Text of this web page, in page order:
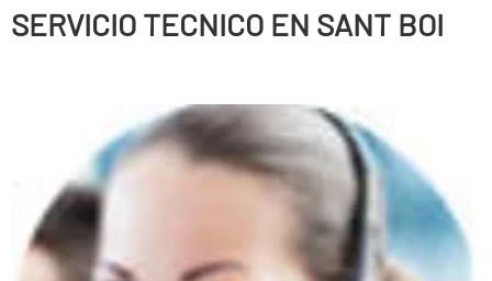
SERVICIO TECNICO EN SANT BOI